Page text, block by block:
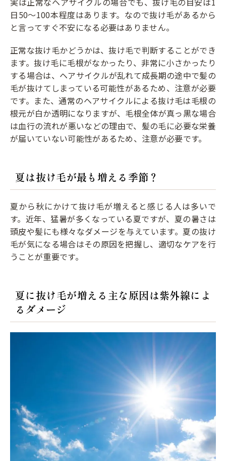
日50〜100本程度はあります。なので抜け毛があるから
と言ってすぐ不安になる必要はありません。
正常な抜け毛かどうかは、抜け毛で判断することができ
ます。抜け毛に毛根がなかったり、非常に小さかったり
する場合は、ヘアサイクルが乱れて成長期の途中で髪の
毛が抜けてしまっている可能性があるため、注意が必要
です。また、通常のヘアサイクルによる抜け毛は毛根の
根元が白か透明になりますが、毛根全体が真っ黒な場合
は血行の流れが悪いなどの理由で、髪の毛に必要な栄養
が届いていない可能性があるため、注意が必要です。
夏は抜け毛が最も増える季節？
夏から秋にかけて抜け毛が増えると感じる人は多いで
す。近年、猛暑が多くなっている夏ですが、夏の暑さは
頭皮や髪にも様々なダメージを与えています。夏の抜け
毛が気になる場合はその原因を把握し、適切なケアを行
うことが重要です。
夏に抜け毛が増える主な原因は紫外線によ
るダメージ